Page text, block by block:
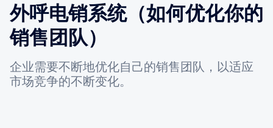
外呼电销系统（如何优化你的
销售团队）
企业需要不断地优化自己的销售团队，以适应
市场竞争的不断变化。